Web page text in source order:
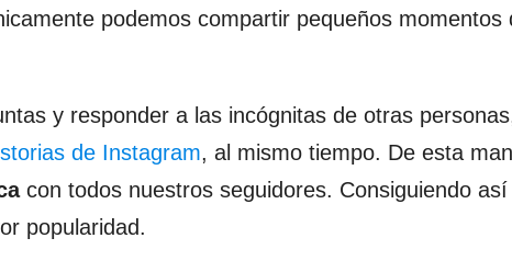
podemos compartir pequeños momentos
y responder a las incógnitas de otras
de Instagram, al mismo tiempo. De esta
con todos nuestros seguidores. Consiguiendo
popularidad.